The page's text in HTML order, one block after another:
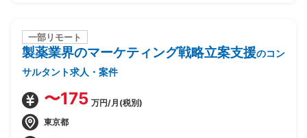
一部リモート
製薬業界のマーケティング戦略立案支援のコン
サルタント求人・案件
〜175 万円/月(税別)
東京都